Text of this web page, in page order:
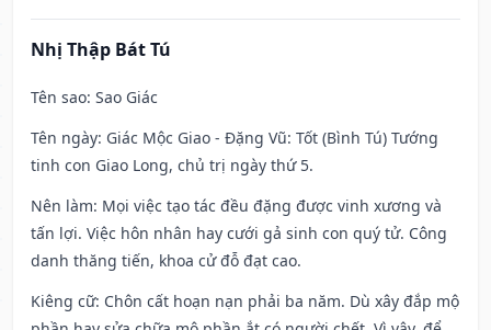
Nhị Thập Bát Tú
Tên sao: Sao Giác
Tên ngày: Giác Mộc Giao - Đặng Vũ: Tốt (Bình Tú) Tướng
tinh con Giao Long, chủ trị ngày thứ 5.
Nên làm: Mọi việc tạo tác đều đặng được vinh xương và
tấn lợi. Việc hôn nhân hay cưới gả sinh con quý tử. Công
danh thăng tiến, khoa cử đỗ đạt cao.
Kiêng cữ: Chôn cất hoạn nạn phải ba năm. Dù xây đắp mộ